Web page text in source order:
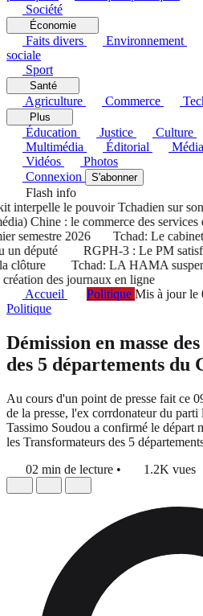
Société
Économie
Faits divers Environnement
sociale
Sport
Santé
Agriculture Commerce
Plus
Éducation Justice Culture
Multimédia
Éditorial
Vidéos
Photos
Connexion
S'abonner
Flash info
le pouvoir Tchadien sur son
Chine : le commerce des services en
semestre 2026
Tchad: Le cabinet
député
RGPH-3 : Le PM satisfait
Tchad: LA HAMA suspend
des journaux en ligne
Accueil
Politique Mis à jour le
Politique
Démission en masse
des 5 départements du
Au cours d'un point de presse fait ce
de la presse, l'ex corrdonateur du
Tassimo Soudou a confirmé le départ
les Transformateurs des 5
02 min de lecture • 1.2K vues